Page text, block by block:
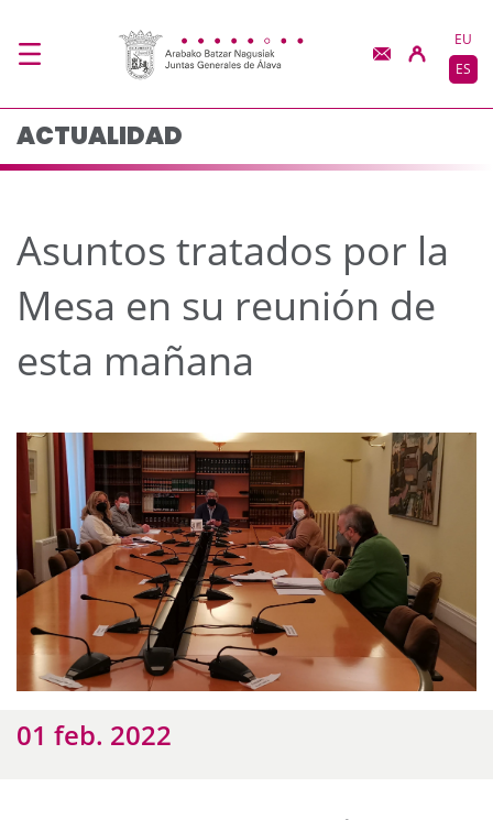
Asuntos tratados por
EU
ES
ACTUALIDAD
Asuntos tratados por la
Mesa en su reunión de
esta mañana
01 feb. 2022